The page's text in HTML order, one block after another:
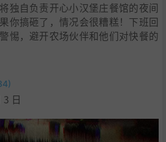
独自负责开心小汉堡庄餐馆的夜间
你搞砸了，情况会很糟糕！下班回
惕，避开农场伙伴和他们对快餐的
日